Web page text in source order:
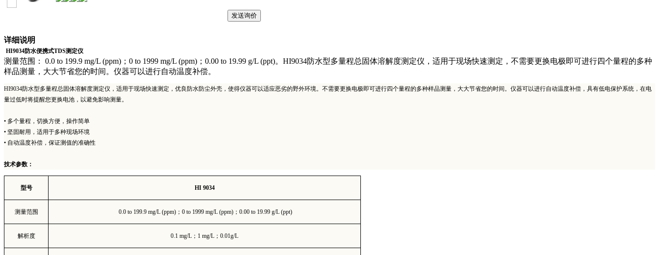
详细说明
HI9034防水便携式TDS测定仪
测量范围： 0.0 to 199.9 mg/L (ppm)；0 to 1999 mg/L (ppm)；0.00 to 19.99 g/L (ppt)。HI9034防水型多量程总固体溶解度测定仪，适用于现场快速测定，不需要更换电极即可进行四个量程的多种
样品测量，大大节省您的时间。仪器可以进行自动温度补偿。
HI9034防水型多量程总固体溶解度测定仪，适用于现场快速测定，优良防水防尘外壳，使得仪器可以适应恶劣的野外环境。不需要更换电极即可进行四个量程的多种样品测量，大大节省您的时间。仪器可以进行自动温度补偿，具有低电保护系统，在电
量过低时将提醒您更换电池，以避免影响测量。
• 多个量程，切换方便，操作简单
• 坚固耐用，适用于多种现场环境
• 自动温度补偿，保证测值的准确性
技术参数：
型号 HI 9034
测量范围 0.0 to 199.9 mg/L (ppm)； 0 to 1999 mg/L (ppm)； 0.00 to 19.99 g/L (ppt)
解析度 0.1 mg/L ； 1 mg/L ； 0.01g/L